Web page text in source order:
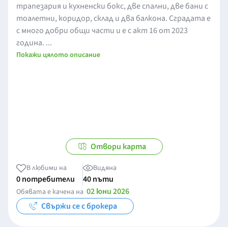
трапезария и кухненски бокс, две спални, две бани с
тоалетни, коридор, склад и два балкона. Сградата е
с много добри общи части и е с акт 16 от 2023
година. ...
Покажи цялото описание
Отвори карта
В любими на
0 потребители
Видяна
40 пъти
Обявата е качена на 02 юни 2026
Свържи се с брокера